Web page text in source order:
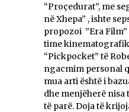
“Proçedurat”, me
në Xhepa” , ishte
propozoi ”Era
time
“Pickpocket” të
ngacmim personal
mua arti është i
dhe menjëherë
të parë. Doja të